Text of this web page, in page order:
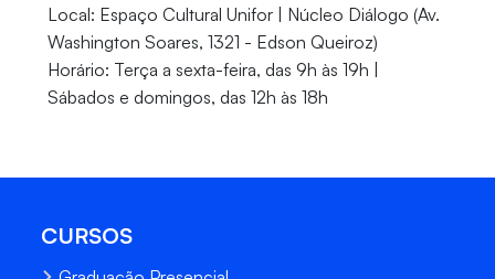
Local: Espaço Cultural Unifor | Núcleo Diálogo (Av.
Washington Soares, 1321 - Edson Queiroz)
Horário: Terça a sexta-feira, das 9h às 19h |
Sábados e domingos, das 12h às 18h
CURSOS